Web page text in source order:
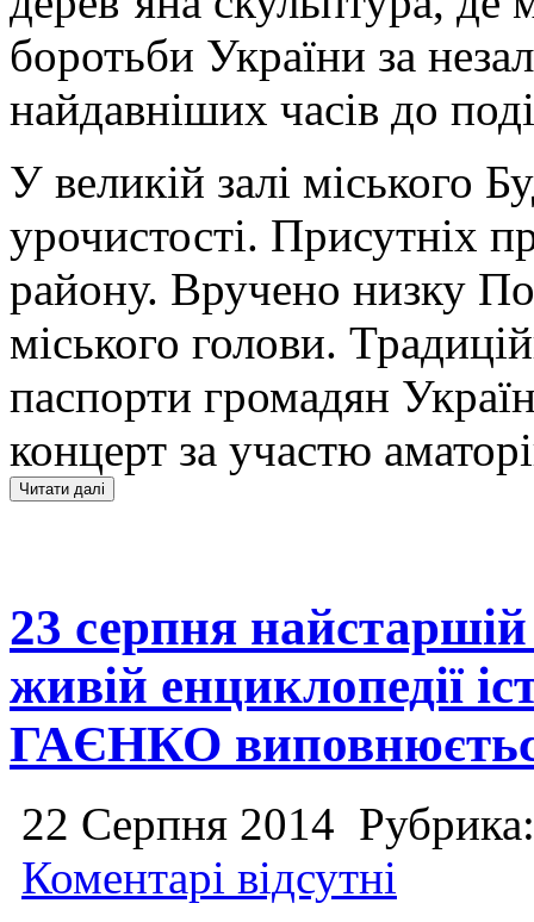
боротьби України за
найдавніших часів до
У великій залі міського
урочистості. Присутніх
району. Вручено низку
міського голови.
паспорти громадян
концерт за участю
23 серпня
живій енциклопедії
ГАЄНКО
22 Серпня 2014
Коментарі відсутні